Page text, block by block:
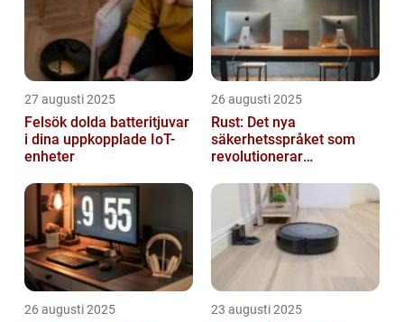
27 augusti 2025
Felsök dolda batteritjuvar
i dina uppkopplade IoT-
enheter
26 augusti 2025
Rust: Det nya
säkerhetsspråket som
revolutionerar
26 augusti 2025 23 augusti 2025